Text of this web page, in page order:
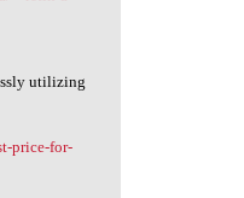
utilizing
price-for-